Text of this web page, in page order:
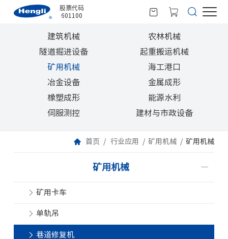
股票代码
601100
建筑机械
农林机械
隧道掘进设备
起重搬运机械
矿用机械
海工港口
冶金设备
金属成形
橡塑成形
能源水利
伺服测控
建材与市政设备
首页 行业应用 矿用机械 矿用机械
矿用机械
矿用卡车
单轨吊
巷道修复机